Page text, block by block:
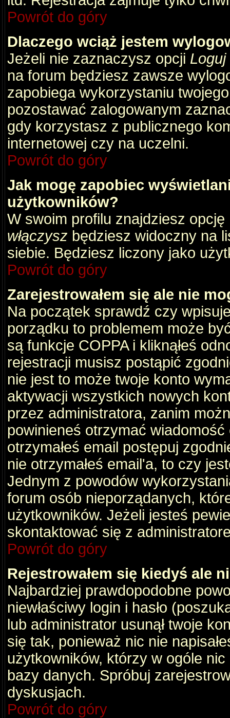
Powrót do góry
Dlaczego wciąż jestem
Jeżeli nie zaznaczysz opcji
na forum będziesz zawsze
zapobiega wykorzystaniu
pozostawać zalogowanym
gdy korzystasz z publicznego
internetowej czy na uczelni.
Powrót do góry
Jak mogę zapobiec
użytkowników?
W swoim profilu znajdziesz opcję
włączysz będziesz widoczny na
siebie. Będziesz liczony jako
Powrót do góry
Zarejestrowałem się ale nie
Na początek sprawdź czy
porządku to problemem może
są funkcje COPPA i kliknąłeś
rejestracji musisz postąpić
nie jest to może twoje konto
aktywacji wszystkich nowych
przez administratora, zanim
powinieneś otrzymać
otrzymałeś email postępuj
nie otrzymałeś email'a, to czy
Jednym z powodów
forum osób nieporządanych,
użytkowników. Jeżeli jesteś
skontaktować się z
Powrót do góry
Rejestrowałem się kiedyś ale
Najbardziej prawdopodobne
niewłaściwy login i hasło
lub administrator usunął twoje
się tak, ponieważ nic nie
użytkowników, którzy w ogóle
bazy danych. Spróbuj
dyskusjach.
Powrót do góry